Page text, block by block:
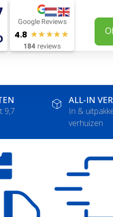
Google Reviews
4.8
184 reviews
9,7
ALL-IN
In &
verhuizen